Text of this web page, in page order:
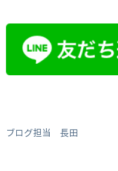
ブログ担当 長田